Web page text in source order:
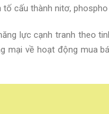
cấu thành nitơ, phospho
lực cạnh tranh theo
mại về hoạt động mua